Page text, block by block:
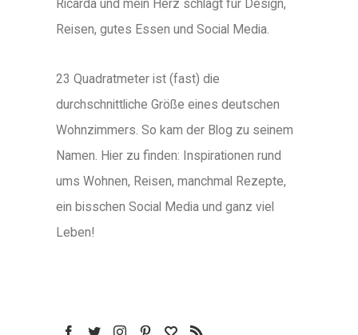
Ricarda und mein Herz schlägt für Design,
Reisen, gutes Essen und Social Media.
23 Quadratmeter ist (fast) die
durchschnittliche Größe eines deutschen
Wohnzimmers. So kam der Blog zu seinem
Namen. Hier zu finden: Inspirationen rund
ums Wohnen, Reisen, manchmal Rezepte,
ein bisschen Social Media und ganz viel
Leben!